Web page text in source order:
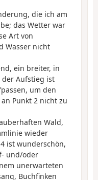
die ich am
das Wetter war
Art von
Wasser nicht
ein breiter, in
der Aufstieg ist
um den
Punkt 2 nicht zu
Wald,
wieder
ist wunderschön,
und/oder
unerwarteten
Buchfinken